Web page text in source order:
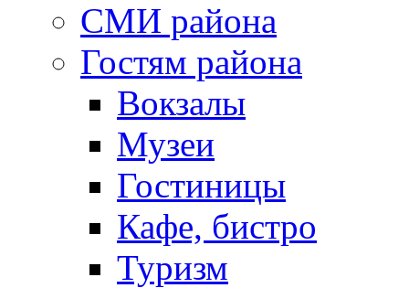
СМИ района
Гостям района
Вокзалы
Музеи
Гостиницы
Кафе, бистро
Туризм